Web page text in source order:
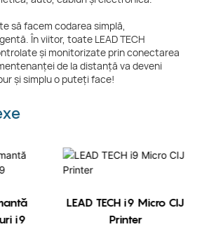
să facem codarea simplă,
În viitor, toate LEAD TECH
și monitorizate prin conectarea
de la distanță va deveni
și simplu o puteți face!
i9
LEAD TECH i9 Micro CIJ
Printer